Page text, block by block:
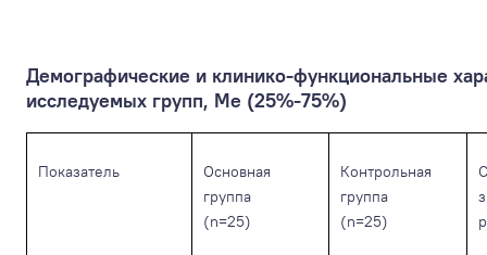
Демографические и клинико-функциональные
исследуемых групп, Me (25%-75%)
Показатель
Основная
группа
(n=25)
Контрольная
группа
(n=25)